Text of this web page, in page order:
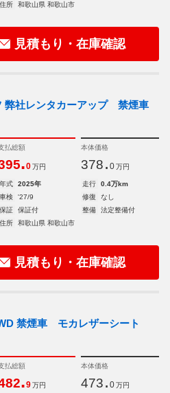
住所
和歌山県 和歌山市
見積もり・在庫確認
弊社レンタカーアップ 禁煙車
払総額
.0 万円
本体価格
378. 0 万円
年式 2025年 走行
0.4万km
車検
'27/9 修復
なし
保証
保証付 整備
法定整備付
住所
和歌山県 和歌山市
見積もり・在庫確認
禁煙車 モカレザーシート
払総額
.9 万円
本体価格
473. 0 万円